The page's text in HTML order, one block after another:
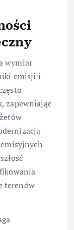
wymiar
emisji i
zapewniając
terenów